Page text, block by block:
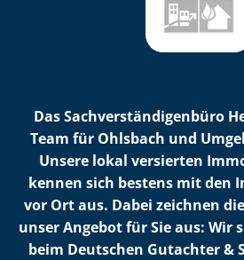
Das Sach­ver­stän­di­gen­bü­ro
Team für Ohlsbach und
Unsere lokal versierten
kennen sich bestens mit den
vor Ort aus. Dabei zeichnen
unser Angebot für Sie aus: Wir
beim Deutschen Gutachter &